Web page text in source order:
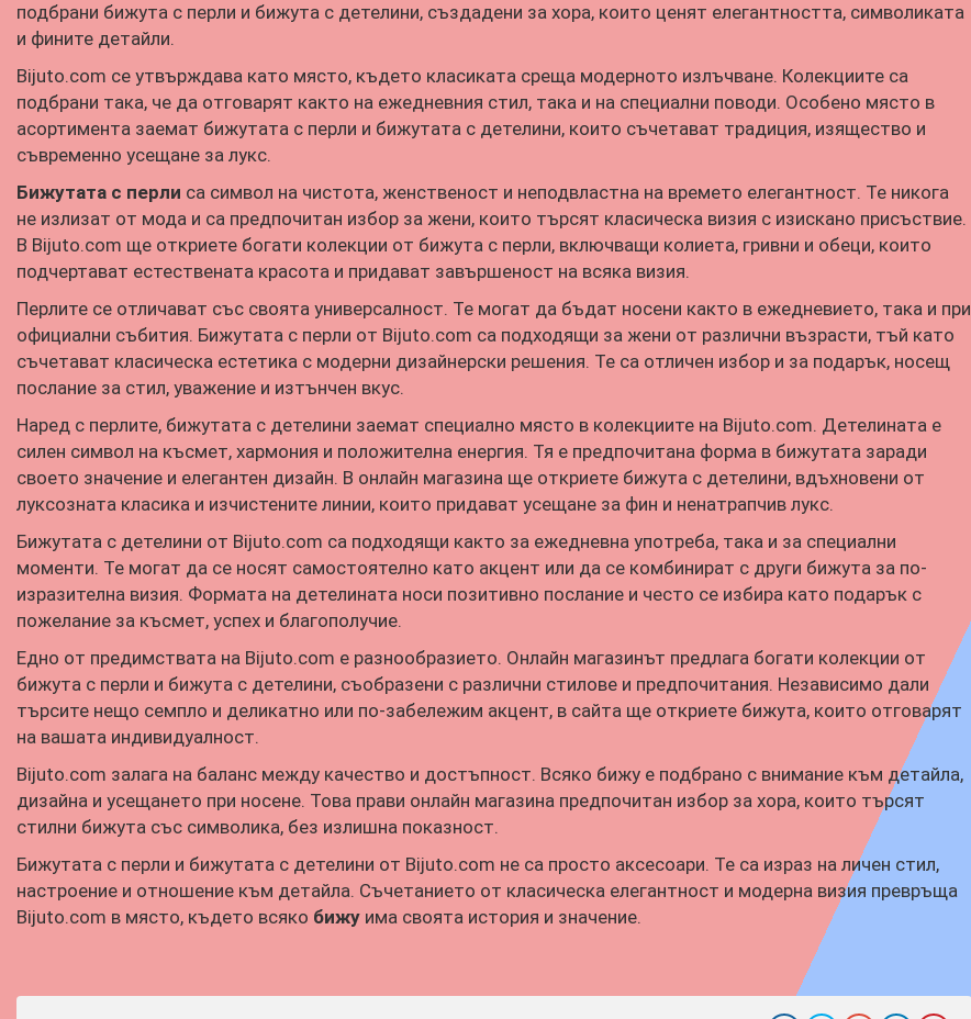
подбрани бижута с перли и бижута с детелини, създадени за хора, които ценят елегантността, символиката
и фините детайли.
Bijuto.com се утвърждава като място, където класиката среща модерното излъчване. Колекциите са
подбрани така, че да отговарят както на ежедневния стил, така и на специални поводи. Особено място в
асортимента заемат бижутата с перли и бижутата с детелини, които съчетават традиция, изящество и
съвременно усещане за лукс.
Бижутата с перли са символ на чистота, женственост и неподвластна на времето елегантност. Те никога
не излизат от мода и са предпочитан избор за жени, които търсят класическа визия с изискано присъствие.
В Bijuto.com ще откриете богати колекции от бижута с перли, включващи колиета, гривни и обеци, които
подчертават естествената красота и придават завършеност на всяка визия.
Перлите се отличават със своята универсалност. Те могат да бъдат носени както в ежедневието, така и при
официални събития. Бижутата с перли от Bijuto.com са подходящи за жени от различни възрасти, тъй като
съчетават класическа естетика с модерни дизайнерски решения. Те са отличен избор и за подарък, носещ
послание за стил, уважение и изтънчен вкус.
Наред с перлите, бижутата с детелини заемат специално място в колекциите на Bijuto.com. Детелината е
силен символ на късмет, хармония и положителна енергия. Тя е предпочитана форма в бижутата заради
своето значение и елегантен дизайн. В онлайн магазина ще откриете бижута с детелини, вдъхновени от
луксозната класика и изчистените линии, които придават усещане за фин и ненатрапчив лукс.
Бижутата с детелини от Bijuto.com са подходящи както за ежедневна употреба, така и за специални
моменти. Те могат да се носят самостоятелно като акцент или да се комбинират с други бижута за по-
изразителна визия. Формата на детелината носи позитивно послание и често се избира като подарък с
пожелание за късмет, успех и благополучие.
Едно от предимствата на Bijuto.com е разнообразието. Онлайн магазинът предлага богати колекции от
бижута с перли и бижута с детелини, съобразени с различни стилове и предпочитания. Независимо дали
търсите нещо семпло и деликатно или по-забележим акцент, в сайта ще откриете бижута, които отговарят
на вашата индивидуалност.
Bijuto.com залага на баланс между качество и достъпност. Всяко бижу е подбрано с внимание към детайла,
дизайна и усещането при носене. Това прави онлайн магазина предпочитан избор за хора, които търсят
стилни бижута със символика, без излишна показност.
Бижутата с перли и бижутата с детелини от Bijuto.com не са просто аксесоари. Те са израз на личен стил,
настроение и отношение към детайла. Съчетанието от класическа елегантност и модерна визия превръща
Bijuto.com в място, където всяко бижу има своята история и значение.